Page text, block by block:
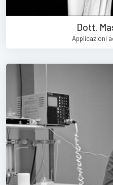
Dott.
Applicazioni